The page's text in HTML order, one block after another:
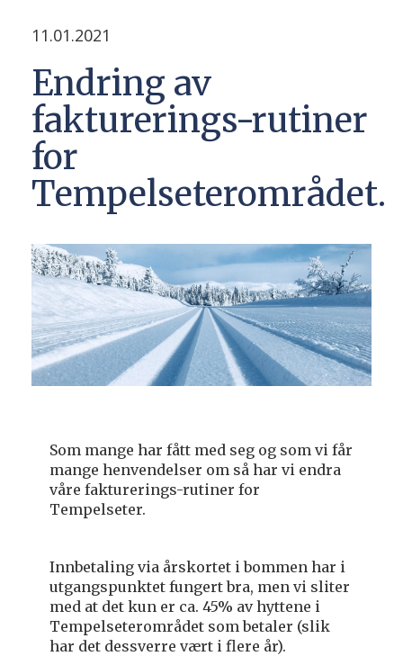
11.01.2021
Endring av
fakturerings-rutiner
for
Tempelseterområdet.
Som mange har fått med seg og som vi får
mange henvendelser om så har vi endra
våre fakturerings-rutiner for
Tempelseter.
Innbetaling via årskortet i bommen har i
utgangspunktet fungert bra, men vi sliter
med at det kun er ca. 45% av hyttene i
Tempelseterområdet som betaler (slik
har det dessverre vært i flere år).